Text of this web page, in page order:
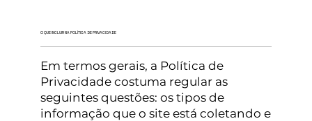
O QUE INCLUIR NA POLÍTICA DE PRIVACIDADE
Em termos gerais, a Política de
Privacidade costuma regular as
seguintes questões: os tipos de
informação que o site está coletando e